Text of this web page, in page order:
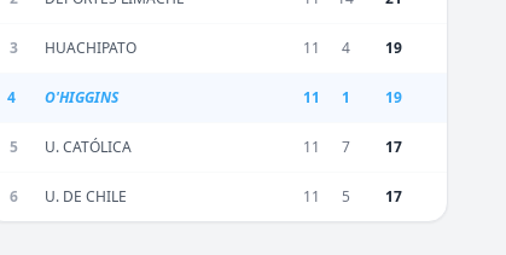
3 HUACHIPATO 11 4 19
4 O'HIGGINS 11 1 19
5 U. CATÓLICA 11 7 17
6 U. DE CHILE 11 5 17